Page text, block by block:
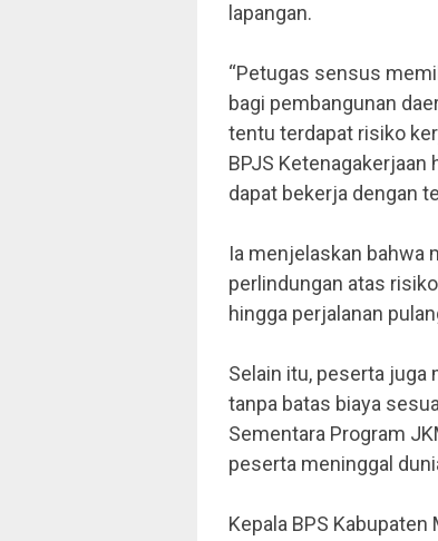
lapangan.
“Petugas sensus
bagi pembangunan
tentu terdapat risiko
BPJS
dapat bekerja dengan
Ia menjelaskan bahwa
perlindungan atas
hingga perjalanan
Selain itu, peserta juga
tanpa batas biaya
Sementara Program
peserta meninggal
Kepala BPS